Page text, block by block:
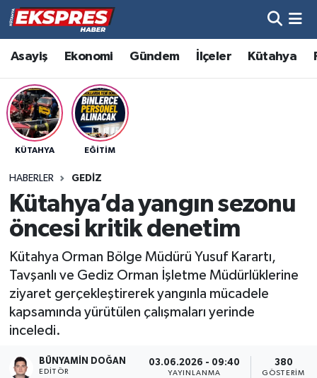
Asayiş Ekonomi Gündem İlçeler Kütahya
KÜTAHYA EĞITIM
HABERLER GEDIZ
Kütahya’da yangın sezonu
öncesi kritik denetim
Kütahya Orman Bölge Müdürü Yusuf Karartı,
Tavşanlı ve Gediz Orman İşletme Müdürlüklerine
ziyaret gerçekleştirerek yangınla mücadele
kapsamında yürütülen çalışmaları yerinde
inceledi.
BÜNYAMIN DOĞAN
EDITÖR
03.06.2026 - 09:40
YAYINLANMA
380
GÖSTERIM
Altıntaş
Asayiş
Aslanapa
Bölge
Çavdarhisar
Domaniç
Dumlupınar
Hava Durumu
Trafik Durumu
Süper Lig Puan Durumu ve Fikstür
Son Dakika Haberleri
Haber Arşivi